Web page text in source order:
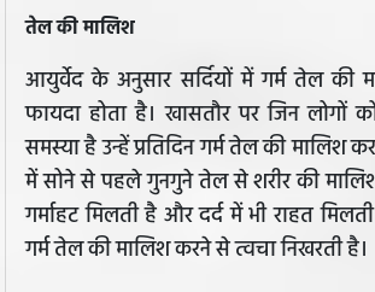
तेल की मालिश
आयुर्वेद के अनुसार सर्दियों में गर्म तेल की
फायदा होता है। खासतौर पर जिन लोगों
समस्या है उन्हें प्रतिदिन गर्म तेल की मालिश
में सोने से पहले गुनगुने तेल से शरीर की
गर्माहट मिलती है और दर्द में भी राहत
गर्म तेल की मालिश करने से त्वचा निखरती है।